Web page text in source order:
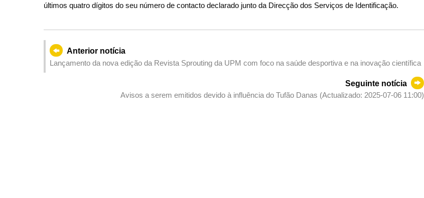
últimos quatro dígitos do seu número de contacto declarado junto da Direcção dos Serviços de Identificação.
Anterior notícia
Lançamento da nova edição da Revista Sprouting da UPM com foco na saúde desportiva e na inovação científica
Seguinte notícia
Avisos a serem emitidos devido à influência do Tufão Danas (Actualizado: 2025-07-06 11:00)